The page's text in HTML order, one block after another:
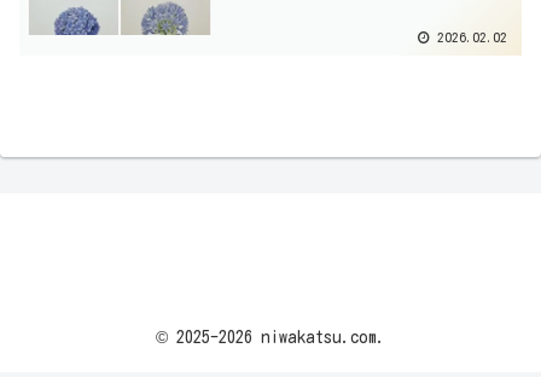
2026.02.02
© 2025-2026 niwakatsu.com.